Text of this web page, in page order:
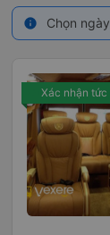
info Chọn
Xác nhận tức